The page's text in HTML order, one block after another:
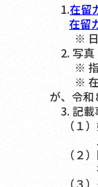
1.在留
在留
※ 日本
2. 写
※ 指定
※ 在留
が、令和
3. 記載
（１）
氏名変
（２）
在留カ
（３）